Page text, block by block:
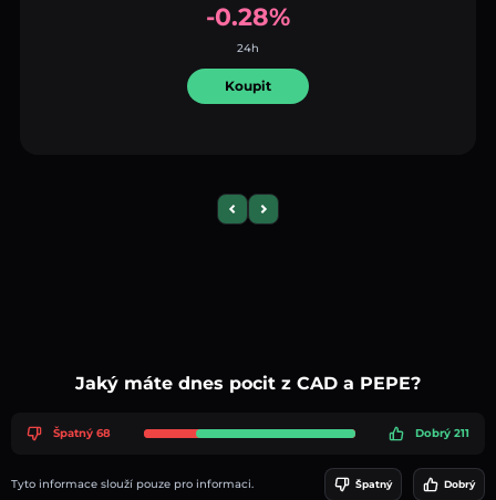
-0.28%
24h
Koupit
Previous slide
Next slide
Jaký máte dnes pocit z CAD a PEPE?
Špatný 68 Dobrý 211
Tyto informace slouží pouze pro informaci. Špatný Dobrý